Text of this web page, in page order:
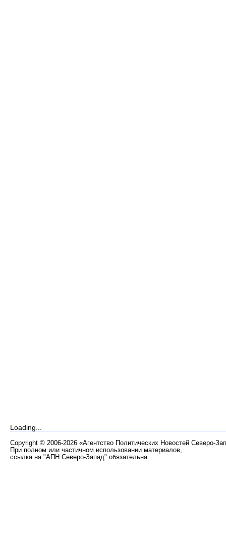
Loading...
Copyright © 2006-2026 «Агентство Политических Новостей Северо-
При полном или частичном использовании материалов,
ссылка на "АПН Северо-Запад" обязательна